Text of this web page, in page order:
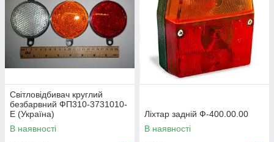
Світловідбивач круглий
безбарвний ФП310-3731010-
Е (Україна)
В наявності
Ліхтар задній Ф-400.00.00
В наявності